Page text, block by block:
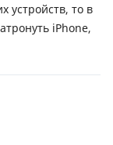
устройств, то в
iPhone,